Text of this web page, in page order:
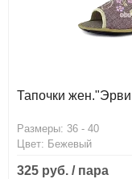
Тапочки
Размеры: 36 - 40
Цвет: Бежевый
325 руб. / пара